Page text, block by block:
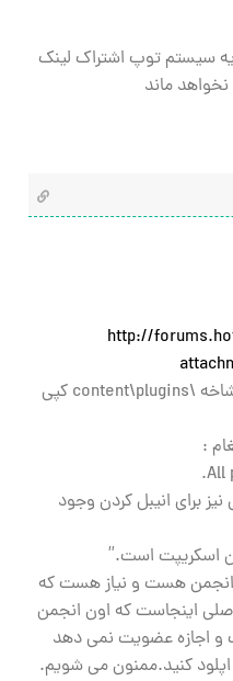
سیستم توپ اشتراک لینک
ماند
http://
رو دانلود کنید و بعد از آنزیپ در شاخه \content\plugins کپی
:
All
برای انیبل کردن وجود
هست و نياز هست كه
اينجاست كه اون انجمن
اجازه عضويت نمي دهد
كنيد.ممنون مي شويم.